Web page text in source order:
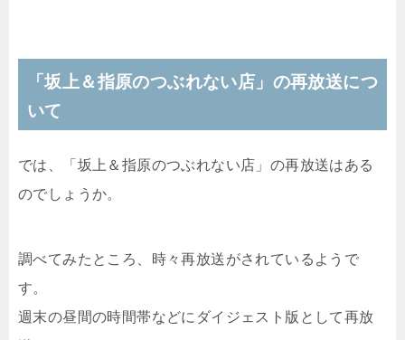
「坂上＆指原のつぶれない店」の再放送につ
いて
では、「坂上＆指原のつぶれない店」の再放送はある
のでしょうか。
調べてみたところ、時々再放送がされているようで
す。
週末の昼間の時間帯などにダイジェスト版として再放